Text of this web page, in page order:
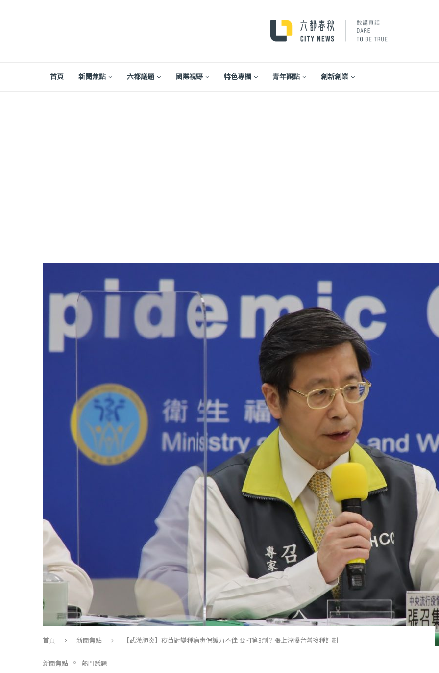
首頁 新聞焦點 六都議題 國際視野 特色專欄 青年觀點 創新創業
首頁 新聞焦點 【武漢肺炎】疫苗對變種病毒保護力不佳 要打第3劑？張上淳曝台灣接種計劃
新聞焦點 熱門議題